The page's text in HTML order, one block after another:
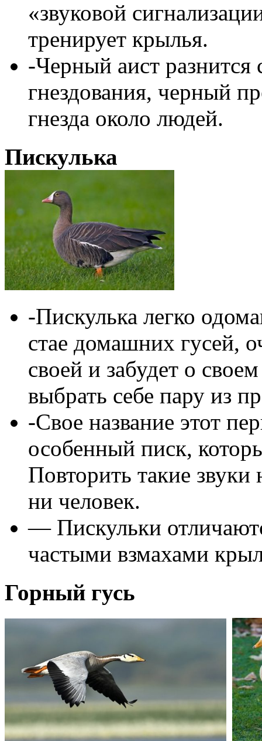
«звуковой
тренирует крылья.
-Черный аист
гнездования, черный
гнезда около людей.
Пискулька
-Пискулька легко
стае домашних гусей,
своей и забудет о
выбрать себе пару из
-Свое название этот
особенный писк,
Повторить такие
ни человек.
— Пискульки
частыми взмахами
Горный гусь